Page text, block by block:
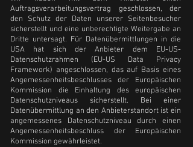
Auftragsverarbeitungsvertrag geschlossen, der
den Schutz der Daten unserer Seitenbesucher
sicherstellt und eine unberechtigte Weitergabe an
Dritte untersagt. Für Datenübermittlungen in die
USA hat sich der Anbieter dem EU-US-
Datenschutzrahmen (EU-US Data Privacy
Framework) angeschlossen, das auf Basis eines
Angemessenheitsbeschlusses der Europäischen
Kommission die Einhaltung des europäischen
Datenschutzniveaus sicherstellt. Bei einer
Datenübermittlung an den Anbieterstandort ist ein
angemessenes Datenschutzniveau durch einen
Angemessenheitsbeschluss der Europäischen
Kommission gewährleistet.